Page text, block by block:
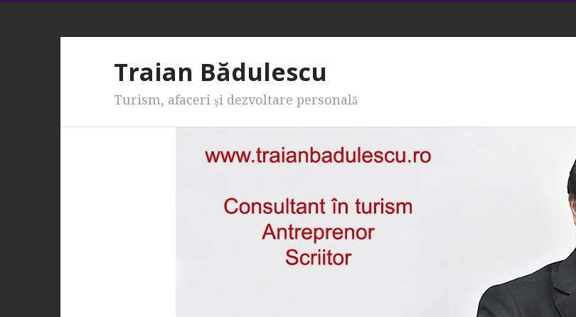
Traian Bădulescu
Turism, afaceri şi dezvoltare personală